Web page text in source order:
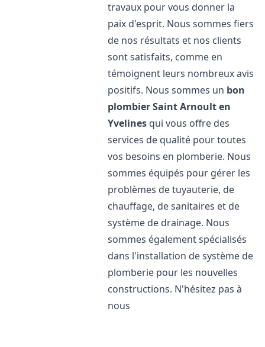
travaux pour vous donner la
paix d'esprit. Nous sommes fiers
de nos résultats et nos clients
sont satisfaits, comme en
témoignent leurs nombreux avis
positifs. Nous sommes un bon
plombierSaint Arnoult en
Yvelines qui vous offre des
services de qualité pour toutes
vos besoins en plomberie. Nous
sommes équipés pour gérer les
problèmes de tuyauterie, de
chauffage, de sanitaires et de
système de drainage. Nous
sommes également spécialisés
dans l'installation de système de
plomberie pour les nouvelles
constructions. N'hésitez pas à
nous